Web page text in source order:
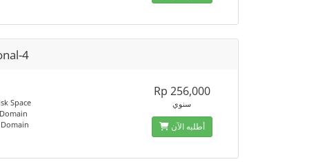
4
Space
Rp 256,000
سنوي
أطلبه الآن